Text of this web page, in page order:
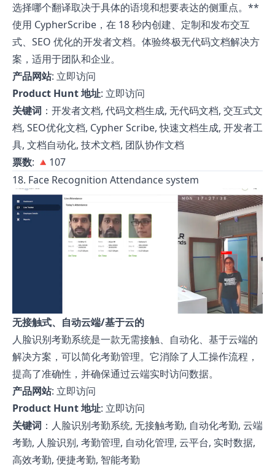
选择哪个翻译取决于具体的语境和想要表达的侧重点。**
使用 CypherScribe，在 18 秒内创建、定制和发布交互
式、SEO 优化的开发者文档。体验终极无代码文档解决方
案，适用于团队和企业。
产品网站: 立即访问
Product Hunt 地址: 立即访问
关键词 ：开发者文档, 代码文档生成, 无代码文档, 交互式文
档, SEO优化文档, Cypher Scribe, 快速文档生成, 开发者工
具, 文档自动化, 技术文档, 团队协作文档
票数: 🔺107
18. Face Recognition Attendance system
无接触式、自动云端/基于云的
人脸识别考勤系统是一款无需接触、自动化、基于云端的
解决方案，可以简化考勤管理。它消除了人工操作流程，
提高了准确性，并确保通过云端实时访问数据。
产品网站: 立即访问
Product Hunt 地址: 立即访问
关键词 ：人脸识别考勤系统, 无接触考勤, 自动化考勤, 云端
考勤, 人脸识别, 考勤管理, 自动化管理, 云平台, 实时数据,
高效考勤, 便捷考勤, 智能考勤